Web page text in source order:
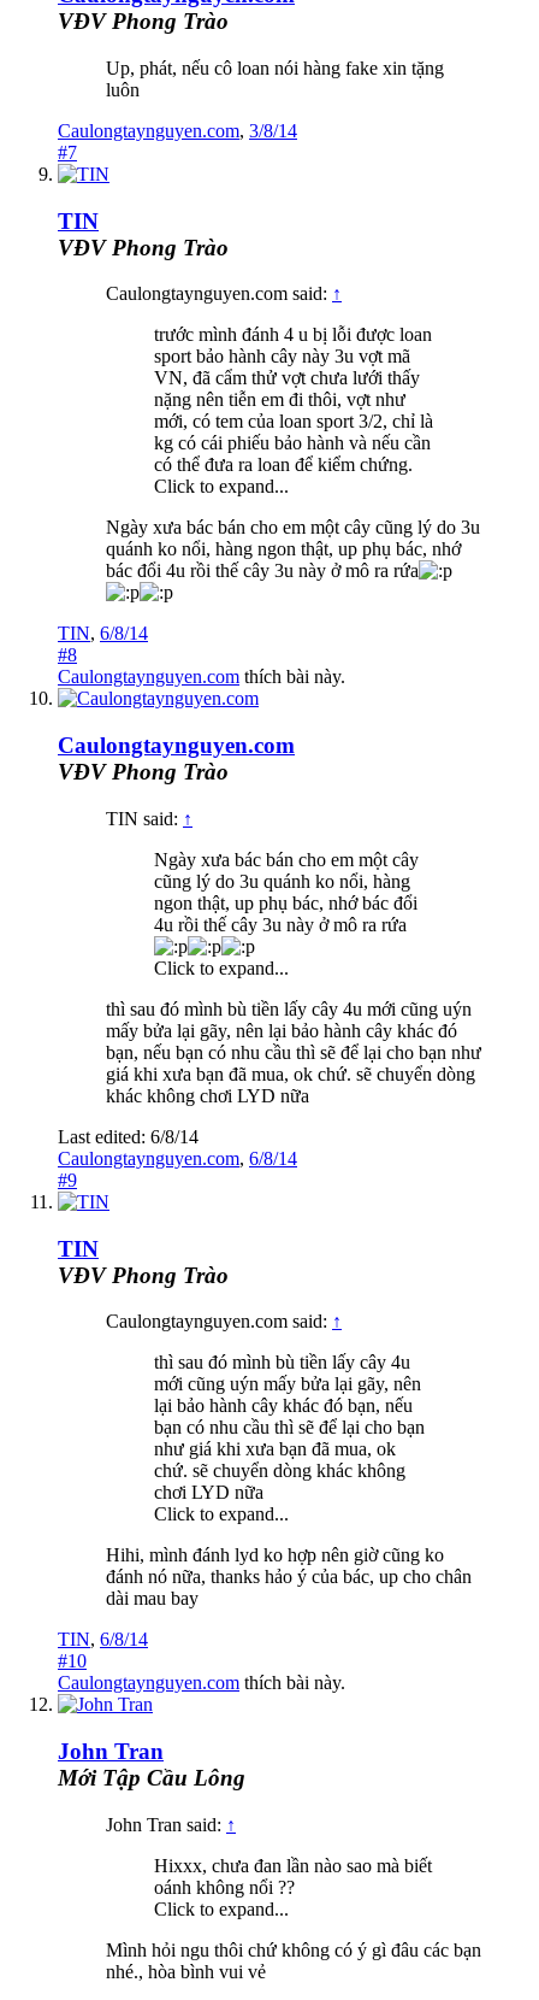
VĐV Phong Trào
Up, phát, nếu cô loan nói hàng fake xin tặng
luôn
Caulongtaynguyen.com, 3/8/14
#7
TIN
VĐV Phong Trào
Caulongtaynguyen.com said: ↑
trước mình đánh 4 u bị lỗi được loan
sport bảo hành cây này 3u vợt mã
VN, đã cẩm thử vợt chưa lưới thấy
nặng nên tiễn em đi thôi, vợt như
mới, có tem của loan sport 3/2, chỉ là
kg có cái phiếu bảo hành và nếu cần
có thể đưa ra loan để kiểm chứng.
Click to expand...
Ngày xưa bác bán cho em một cây cũng lý do 3u
quánh ko nổi, hàng ngon thật, up phụ bác, nhớ
bác đổi 4u rồi thế cây 3u này ở mô ra rứa
TIN, 6/8/14
#8
Caulongtaynguyen.com thích bài này.
Caulongtaynguyen.com
VĐV Phong Trào
TIN said: ↑
Ngày xưa bác bán cho em một cây
cũng lý do 3u quánh ko nổi, hàng
ngon thật, up phụ bác, nhớ bác đổi
4u rồi thế cây 3u này ở mô ra rứa
Click to expand...
thì sau đó mình bù tiền lấy cây 4u mới cũng uýn
mấy bửa lại gãy, nên lại bảo hành cây khác đó
bạn, nếu bạn có nhu cầu thì sẽ để lại cho bạn như
giá khi xưa bạn đã mua, ok chứ. sẽ chuyển dòng
khác không chơi LYD nữa
Last edited: 6/8/14
Caulongtaynguyen.com, 6/8/14
#9
TIN
VĐV Phong Trào
Caulongtaynguyen.com said: ↑
thì sau đó mình bù tiền lấy cây 4u
mới cũng uýn mấy bửa lại gãy, nên
lại bảo hành cây khác đó bạn, nếu
bạn có nhu cầu thì sẽ để lại cho bạn
như giá khi xưa bạn đã mua, ok
chứ. sẽ chuyển dòng khác không
chơi LYD nữa
Click to expand...
Hihi, mình đánh lyd ko hợp nên giờ cũng ko
đánh nó nữa, thanks hảo ý của bác, up cho chân
dài mau bay
TIN, 6/8/14
#10
Caulongtaynguyen.com thích bài này.
John Tran
Mới Tập Cầu Lông
John Tran said: ↑
Hixxx, chưa đan lần nào sao mà biết
oánh không nổi ??
Click to expand...
Mình hỏi ngu thôi chứ không có ý gì đâu các bạn
nhé., hòa bình vui vẻ